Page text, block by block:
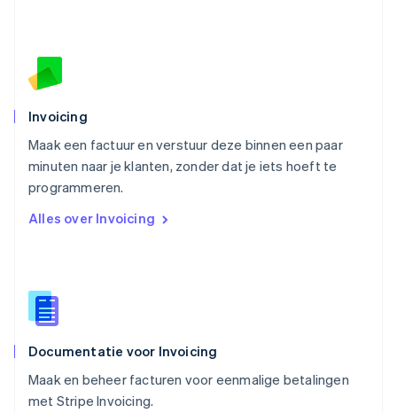
Invoicing
Maak een factuur en verstuur deze binnen een paar
minuten naar je klanten, zonder dat je iets hoeft te
programmeren.
Alles over Invoicing
Documentatie voor Invoicing
Maak en beheer facturen voor eenmalige betalingen
met Stripe Invoicing.
Polen
English
Português
English
Singapore
English简体中文
EnglishItaliano
Español
Thailand
Tsjechië
Vasteland van China
简体中文 English